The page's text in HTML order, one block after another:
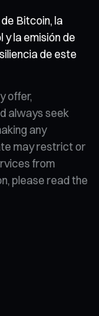
Bitcoin, la
la emisión de
de este
offer,
always seek
any
may restrict or
from
please read the